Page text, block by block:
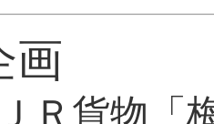
画
Ｒ貨物「